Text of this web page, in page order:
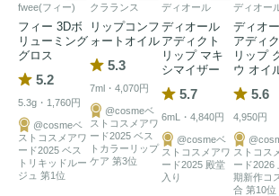
fwee(フィー)
フィー 3Dボ
リューミング
グロス
5.2
5.3g・1,760円
@cosmeベ
ストコスメアワ
ード2025 ベス
トリキッドルー
ジュ 第1位
クラランス
リップコンフ
ォートオイル
5.3
7ml・4,070円
@cosmeベ
ストコスメアワ
ード2025 ベス
トカラーリップ
ケア 第3位
ディオール
ディオール
アディクト
リップ マキ
シマイザー
5.7
6mL・4,840円
@cosmeベ
ストコスメアワ
ード2025 殿堂
入り
ディオー
ディオ
アディ
リップ
ウ オイ
5.6
4,950円
ストコス
ード2026
期新作コ
合 第10位